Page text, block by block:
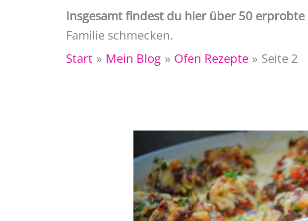
Insgesamt findest du hier über 50 erprobte
Familie schmecken.
Start
Mein Blog Ofen Rezepte Seite 2